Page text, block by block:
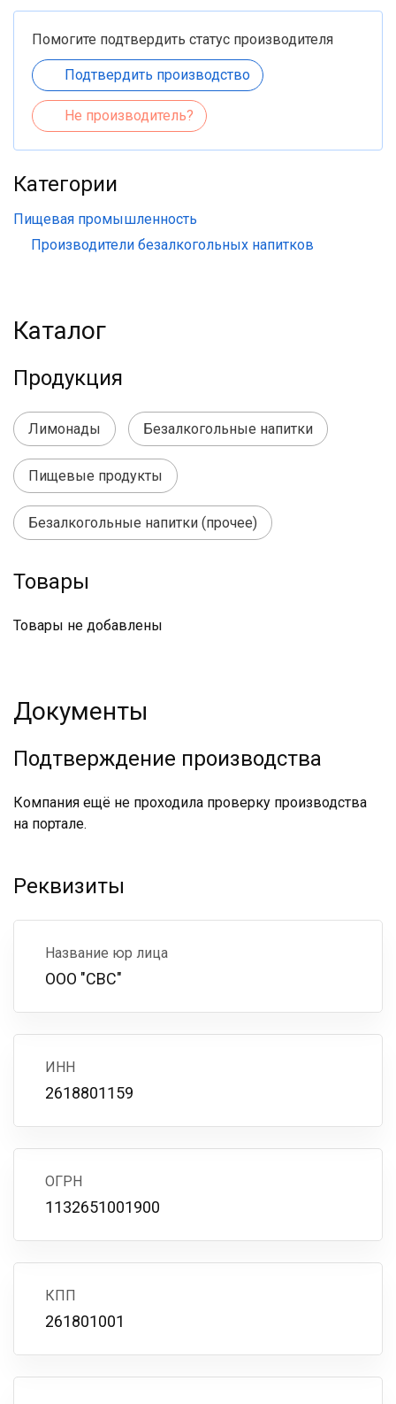
Помогите подтвердить статус производителя
Подтвердить производство
Не производитель?
Категории
Пищевая промышленность
Производители безалкогольных напитков
Каталог
Продукция
Лимонады Безалкогольные напитки
Пищевые продукты
Безалкогольные напитки (прочее)
Товары
Товары не добавлены
Документы
Подтверждение производства
Компания ещё не проходила проверку производства
на портале.
Реквизиты
Название юр лица
ООО "СВС"
ИНН
2618801159
ОГРН
1132651001900
КПП
261801001